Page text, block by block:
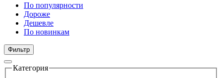
По популярности
Дороже
Дешевле
По новинкам
Фильтр
Категория